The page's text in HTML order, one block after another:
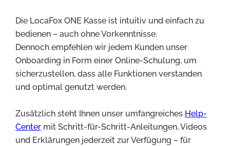
Die LocaFox ONE Kasse ist intuitiv und einfach zu
bedienen – auch ohne Vorkenntnisse.
Dennoch empfehlen wir jedem Kunden unser
Onboarding in Form einer Online-Schulung, um
sicherzustellen, dass alle Funktionen verstanden
und optimal genutzt werden.
Zusätzlich steht Ihnen unser umfangreiches Help-
Center mit Schritt-für-Schritt-Anleitungen, Videos
und Erklärungen jederzeit zur Verfügung – für